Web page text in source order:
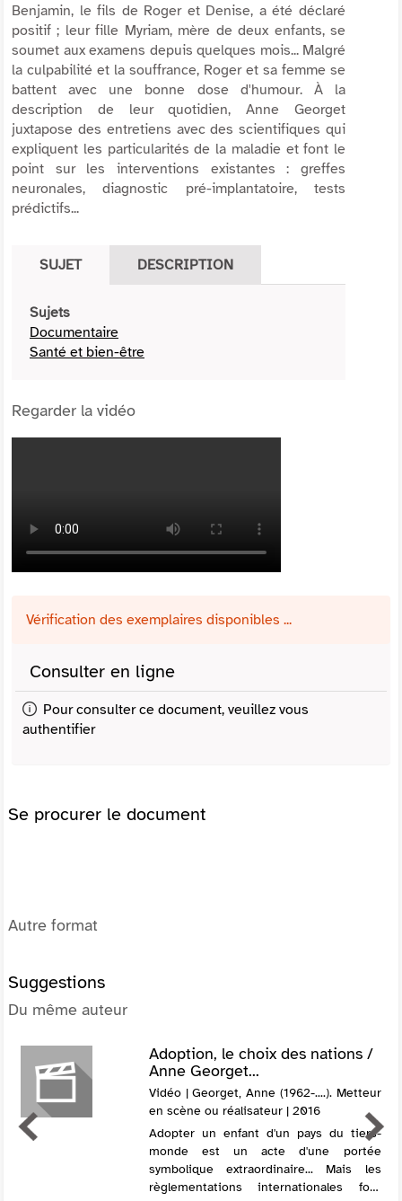
Benjamin, le fils de Roger et Denise, a été déclaré
positif ; leur fille Myriam, mère de deux enfants, se
soumet aux examens depuis quelques mois... Malgré
la culpabilité et la souffrance, Roger et sa femme se
battent avec une bonne dose d'humour. À la
description de leur quotidien, Anne Georget
juxtapose des entretiens avec des scientifiques qui
expliquent les particularités de la maladie et font le
point sur les interventions existantes : greffes
neuronales, diagnostic pré-implantatoire, tests
prédictifs...
SUJET DESCRIPTION
Sujets
Documentaire
Santé et bien-être
Regarder la vidéo
Vérification des exemplaires disponibles ...
Consulter en ligne
Pour consulter ce document, veuillez vous
authentifier
Se procurer le document
Autre format
Suggestions
Du même auteur
Adoption, le choix des nations /
Anne Georget...
Vidéo | Georget, Anne (1962-....). Metteur
en scène ou réalisateur | 2016
Adopter un enfant d'un pays du tiers-
monde est un acte d'une portée
symbolique extraordinaire... Mais les
règlementations internationales font